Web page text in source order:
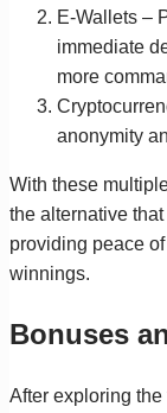
E-Wallets –
immediate
more
anonymity
With these
the alternative
providing peace
winnings.
Bonuses
After exploring